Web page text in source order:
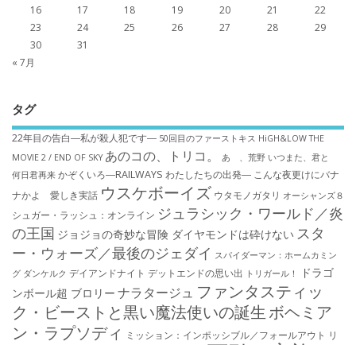
16
17 18 19 20 21
22
23
24 25 26 27 28
29
30
31
« 7月
タグ
22年目の告白―私が殺人犯です― 50回目のファーストキス HiGH&LOW THE
MOVIE 2 / END OF SKY あのコの、トリコ。 あゝ、荒野 いつまた、君と
何日君再来 かぞくいろ―RAILWAYS わたしたちの出発― こんな夜更けにバナ
ナかよ 愛しき実話 ウスケボーイズ ウタモノガタリ オーシャンズ８
シュガー・ラッシュ：オ​ンライン ジュラシック・ワールド／炎
の王国 ジョジョの奇妙な冒険 ダイヤモンドは砕けない スタ
ー・ウォーズ／最後のジェダイ スパイダーマン：ホームカミン
グ ダンケルク デイアンドナイト デットエンドの思い出 トリガール！
ドラゴ
ンボール超 ブロリー ナラタージュ ファンタスティッ
ク・ビーストと黒い魔法使いの誕生 ボヘミア
ン・ラプソディ ミッション：インポッシブル／フォールアウト リ